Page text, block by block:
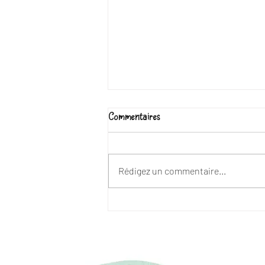
Commentaires
Rédigez un commentaire...